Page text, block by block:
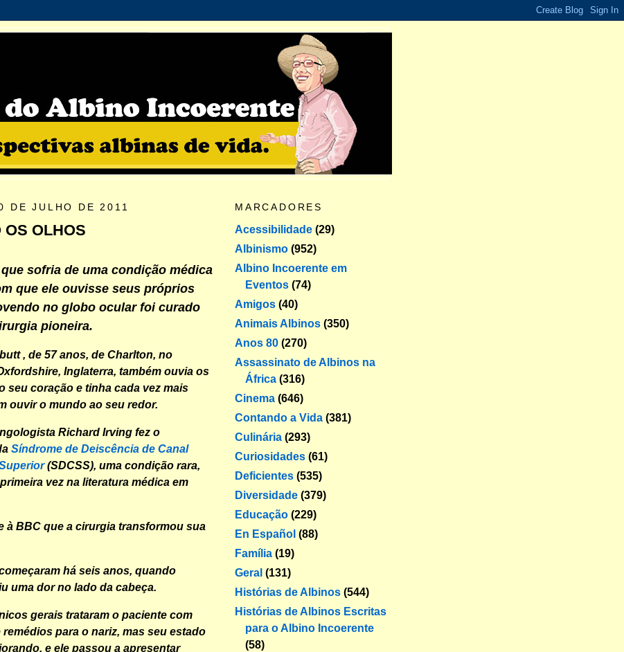
DE JULHO DE 2011
OS OLHOS
sofria de uma condição médica
que ele ouvisse seus próprios
no globo ocular foi curado
pioneira.
, de 57 anos, de Charlton, no
Inglaterra, também ouvia os
seu coração e tinha cada vez mais
ouvir o mundo ao seu redor.
Richard Irving fez o
Síndrome de Deiscência de Canal
(SDCSS), uma condição rara,
vez na literatura médica em
à BBC que a cirurgia transformou sua
há seis anos, quando
uma dor no lado da cabeça.
gerais trataram o paciente com
para o nariz, mas seu estado
e ele passou a apresentar
MARCADORES
Acessibilidade (29)
Albinismo (952)
Albino Incoerente em
Eventos (74)
Amigos (40)
Animais Albinos (350)
Anos 80 (270)
Assassinato de Albinos na
África (316)
Cinema (646)
Contando a Vida (381)
Culinária (293)
Curiosidades (61)
Deficientes (535)
Diversidade (379)
Educação (229)
En Español (88)
Família (19)
Geral (131)
Histórias de Albinos (544)
Histórias de Albinos Escritas
para o Albino Incoerente
(58)